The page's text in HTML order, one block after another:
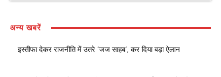
अन्य खबरें
इस्तीफा देकर राजनीति में उतरे ‘जज साहब’, कर दिया बड़ा ऐलान